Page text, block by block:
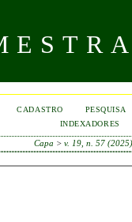
CADASTRO
PESQUISA
INDEXADORES
Capa >v. 19, n. 57